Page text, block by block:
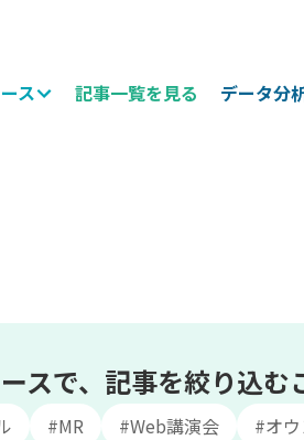
ス 記事一覧を見る データ分
スで、記事を絞り込む
#MR #Web講演会 #オ